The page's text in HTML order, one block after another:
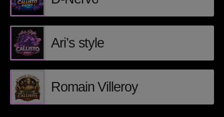
Video stories
World
EMISSION EN COURS
Ari’s style
Romain Villeroy